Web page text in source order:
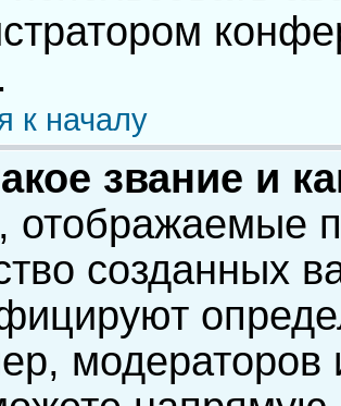
к началу
звание и
отображаемые
созданных